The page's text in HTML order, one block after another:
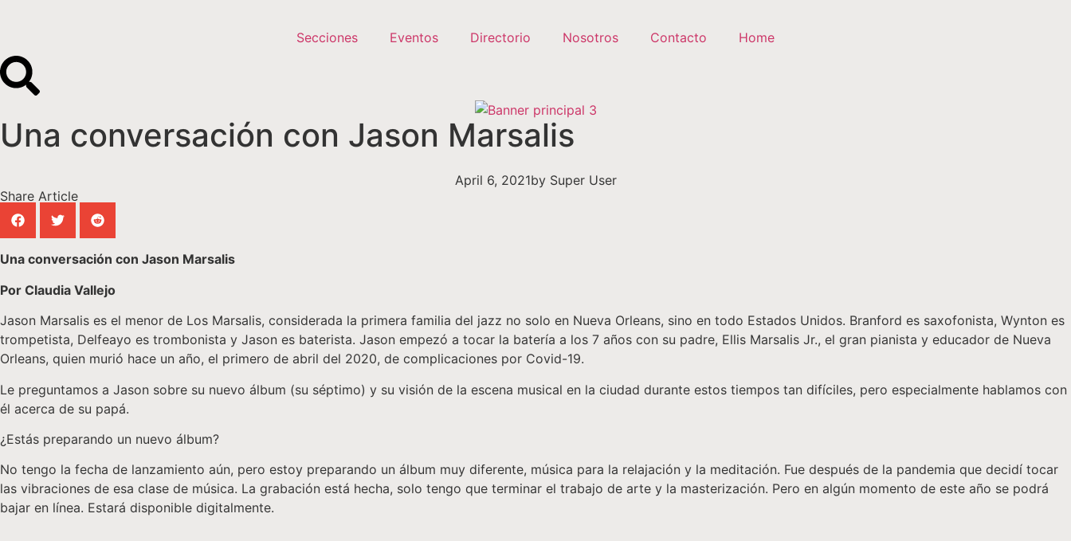
Secciones Eventos Directorio Nosotros Contacto Home
Una conversación con Jason Marsalis
April 6, 2021bySuper User
Share Article
Una conversación con Jason Marsalis
Por Claudia Vallejo
Jason Marsalis es el menor de Los Marsalis, considerada la primera familia del jazz no solo en Nueva Orleans, sino en todo Estados Unidos. Branford es saxofonista, Wynton es
trompetista, Delfeayo es trombonista y Jason es baterista. Jason empezó a tocar la batería a los 7 años con su padre, Ellis Marsalis Jr., el gran pianista y educador de Nueva
Orleans, quien murió hace un año, el primero de abril del 2020, de complicaciones por Covid-19.
Le preguntamos a Jason sobre su nuevo álbum (su séptimo) y su visión de la escena musical en la ciudad durante estos tiempos tan difíciles, pero especialmente hablamos con
él acerca de su papá.
¿Estás preparando un nuevo álbum?
No tengo la fecha de lanzamiento aún, pero estoy preparando un álbum muy diferente, música para la relajación y la meditación. Fue después de la pandemia que decidí tocar
las vibraciones de esa clase de música. La grabación está hecha, solo tengo que terminar el trabajo de arte y la masterización. Pero en algún momento de este año se podrá
bajar en línea. Estará disponible digitalmente.